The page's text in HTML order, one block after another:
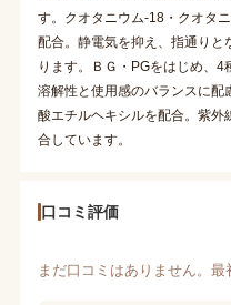
す。クオタニウム-18・クオタ
配合。静電気を抑え、指通りと
ります。ＢＧ・PGをはじめ、
溶解性と使用感のバランスに配
酸エチルヘキシルを配合。紫外
合しています。
口コミ評価
まだ口コミはありません。